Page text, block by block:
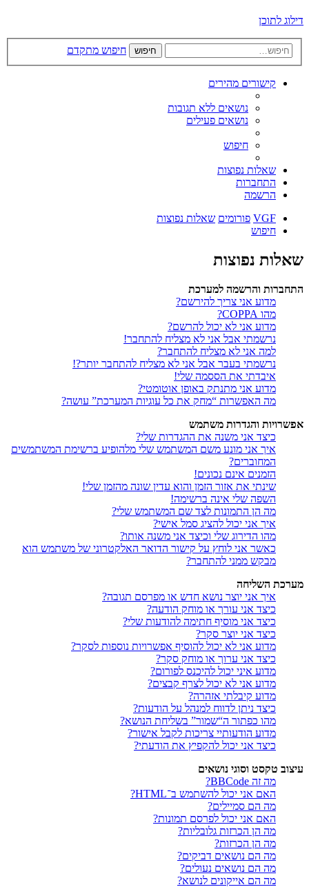
דילוג לתוכן
חיפוש חיפוש מתקדם
קישורים מהירים
נושאים ללא תגובות
נושאים פעילים
חיפוש
שאלות נפוצות
התחברות
הרשמה
VGF פורומים שאלות נפוצות
חיפוש
שאלות נפוצות
התחברות והרשמה למערכת
מדוע אני צריך להירשם?
מהו COPPA?
מדוע אני לא יכול להרשם?
נרשמתי אבל אני לא מצליח להתחבר!
למה אני לא מצליח להתחבר?
נרשמתי בעבר אבל אני לא מצליח להתחבר יותר?!
איבדתי את הססמה שלי!
מדוע אני מתנתק באופן אוטומטי?
מה האפשרות “מחק את כל עוגיות המערכת” עושה?
אפשרויות והגדרות משתמש
כיצד אני משנה את ההגדרות שלי?
איך אני מונע משם המשתמש שלי מלהופיע ברשימת המשתמשים
המחוברים?
הזמנים אינם נכונים!
שינתי את אזור הזמן והוא עדין שונה מהזמן שלי!
השפה שלי אינה ברשימה!
מה הן התמונות לצד שם המשתמש שלי?
איך אני יכול להציג סמל אישי?
מהו הדירוג שלי וכיצד אני משנה אותו?
כאשר אני לוחץ על קישור הדואר האלקטרוני של משתמש הוא
מבקש ממני להתחבר?
מערכת השליחה
איך אני יוצר נושא חדש או מפרסם תגובה?
כיצד אני עורך או מוחק הודעה?
כיצד אני מוסיף חתימה להודעות שלי?
כיצד אני יוצר סקר?
מדוע אני לא יכול להוסיף אפשרויות נוספות לסקר?
כיצד אני ערוך או מוחק סקר?
מדוע איני יכול להיכנס לפורום?
מדוע אני לא יכול לצרף קבצים?
מדוע קיבלתי אזהרה?
כיצד ניתן לדווח למנהל על הודעות?
מהו כפתור ה“שמור” בשליחת הנושא?
מדוע הודעותיי צריכות לקבל אישור?
כיצד אני יכול להקפיץ את הודעתי?
עיצוב טקסט וסוגי נושאים
מה זה BBCode?
האם אני יכול להשתמש ב־HTML?
מה הם סמיילים?
האם אני יכול לפרסם תמונות?
מה הן הכרזות גלובליות?
מה הן הכרזות?
מה הם נושאים דביקים?
מה הם נושאים נעולים?
מה הם אייקונים לנושא?